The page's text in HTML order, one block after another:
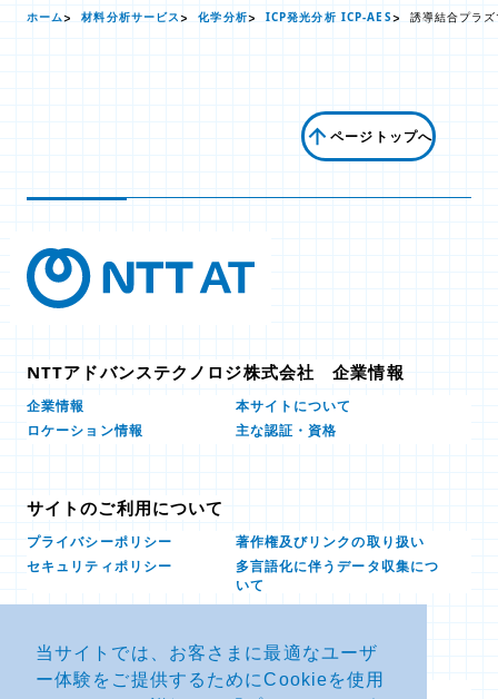
当サイトでは、お客さまに最適なユーザ
ー体験をご提供するためにCookieを使用
ホーム 材料分析サービス 化学分析 ICP発光分析 ICP-AES 誘導結合プラ
ページトップへ
NTTアドバンステクノロジ株式会社 企業情報
企業情報
本サイトについて
ロケーション情報
主な認証・資格
サイトのご利用について
プライバシーポリシー
著作権及びリンクの取り扱い
セキュリティポリシー
多言語化に伴うデータ収集につ
いて
お問い合せ
よくあるお問い合わせFAQ SDSダウンロード